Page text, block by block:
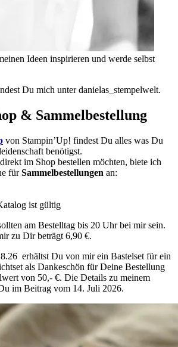
Ideen inspirieren und werde selbst
Du mich unter danielas_stempelwelt.
& Sammelbestellung
von Stampin’Up! findest Du alles was Du
benötigst.
im Shop bestellen möchten, biete ich
fürSammelbestellungen an:
ist gültig
am Bestelltag bis 20 Uhr bei mir sein.
zu Dir beträgt 6,90 €.
erhältst Du von mir ein Bastelset für ein
als Dankeschön für Deine Bestellung
von 50,- €. Die Details zu meinem
im Beitrag vom 14. Juli 2026.